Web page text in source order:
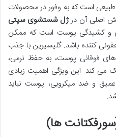
است که به وفور در محصولات
اصلی آن درژل شستشوی سپتی
و کشیدگی پوست است که ممکن
کننده باشد. گلیسیرین با جذب
فوقانی پوست، به حفظ نرمی،
کند. این ویژگی اهمیت زیادی
عمیق و ضد میکروبی، پوست نباید
ها)